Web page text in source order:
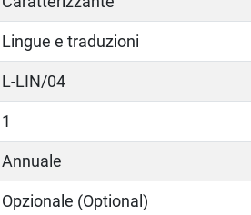
Lingue e traduzioni
L-LIN/04
1
Annuale
Opzionale (Optional)